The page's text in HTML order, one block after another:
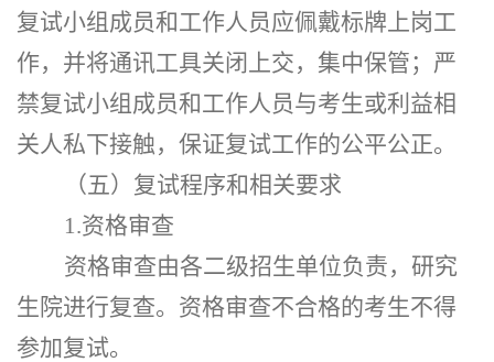
复试小组成员和工作人员应佩戴标牌上岗工
作，并将通讯工具关闭上交，集中保管；严
禁复试小组成员和工作人员与考生或利益相
关人私下接触，保证复试工作的公平公正。
（五）复试程序和相关要求
1.资格审查
资格审查由各二级招生单位负责， 研究
生院进行复查。 资格审查不合格的考生不得
参加复试。